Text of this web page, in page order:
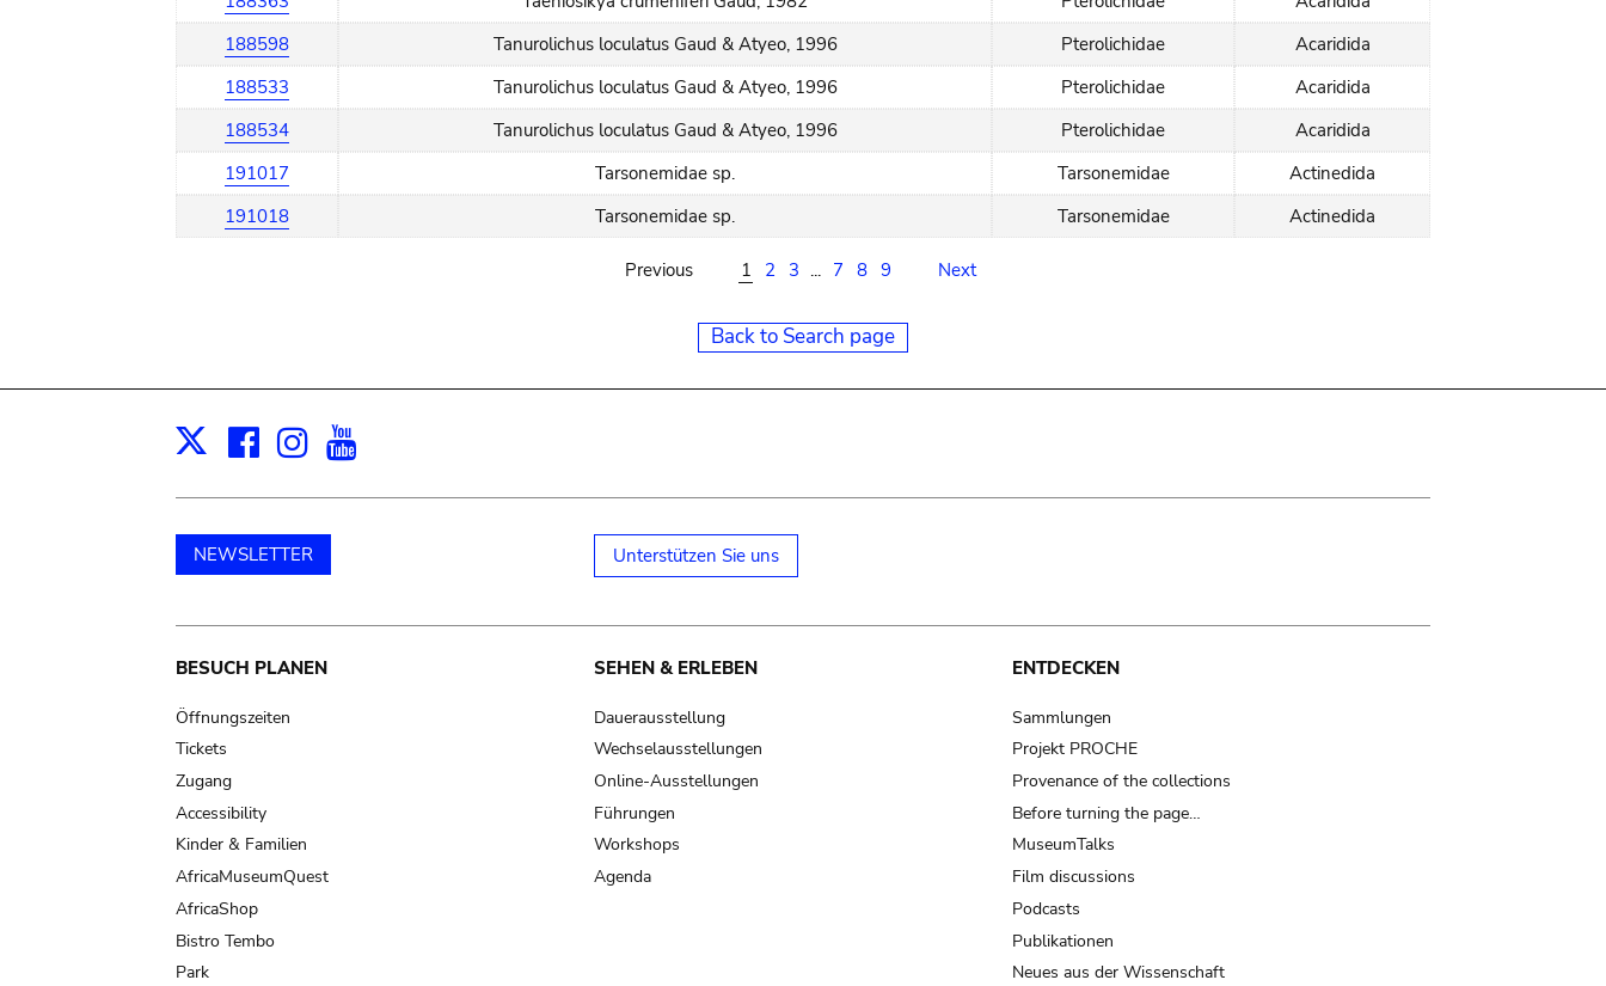
188598
Tanurolichus loculatus Gaud & Atyeo, 1996 Pterolichidae
Acaridida
188533
Tanurolichus loculatus Gaud & Atyeo, 1996 Pterolichidae
Acaridida
188534
Tanurolichus loculatus Gaud & Atyeo, 1996 Pterolichidae
Acaridida
191017
Tarsonemidae sp. Tarsonemidae
Actinedida
191018
Tarsonemidae sp. Tarsonemidae Actinedida
Previous 1 2 3 ... 7 8 9 Next
Back to Search page
X Facebook
Instagram
NEWSLETTER Unterstützen Sie uns
Main
navigation
BESUCH PLANEN
Öffnungszeiten
Tickets
Zugang
Accessibility
Kinder & Familien
AfricaMuseumQuest
AfricaShop
Bistro Tembo
Park
SEHEN & ERLEBEN
Dauerausstellung
Wechselausstellungen
Online-Ausstellungen
Führungen
Workshops
Agenda
ENTDECKEN
Sammlungen
Projekt PROCHE
Provenance of the collections
Before turning the page…
MuseumTalks
Film discussions
Podcasts
Publikationen
Neues aus der Wissenschaft